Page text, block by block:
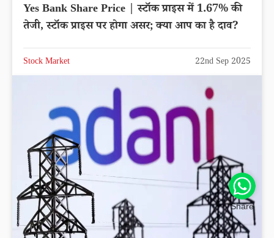
Yes Bank Share Price | स्टॉक प्राइस में 1.67% की
तेजी, स्टॉक प्राइस पर होगा असर; क्या आप का है दाव?
Stock Market 22nd Sep 2025
Share